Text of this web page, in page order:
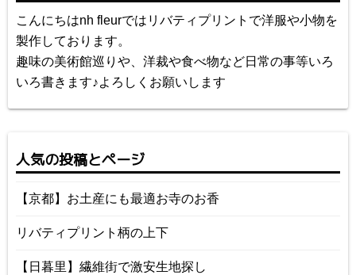
こんにちはnh fleurではリバティプリントで洋服や小物を
製作しております。
趣味の美術館巡りや、洋裁や食べ物など日常の事等いろ
いろ書きます♪よろしくお願いします
人気の投稿とページ
【京都】お土産にも最適お寺のお香
リバティプリント柄の上下
【日暮里】繊維街で激安生地探し